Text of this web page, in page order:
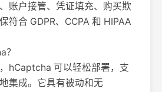
账户接管、凭证填充、购买欺
符合 GDPR、CCPA 和 HIPAA
？
hCaptcha 可以轻松部署，支
集成。它具有被动和无